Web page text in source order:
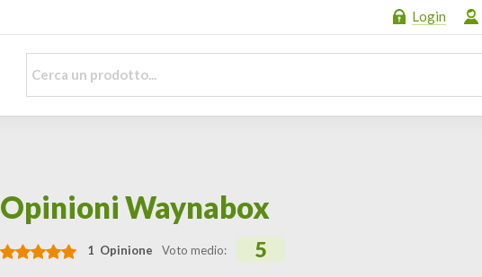
Login
Opinioni Waynabox
1 Opinione Voto medio: 5